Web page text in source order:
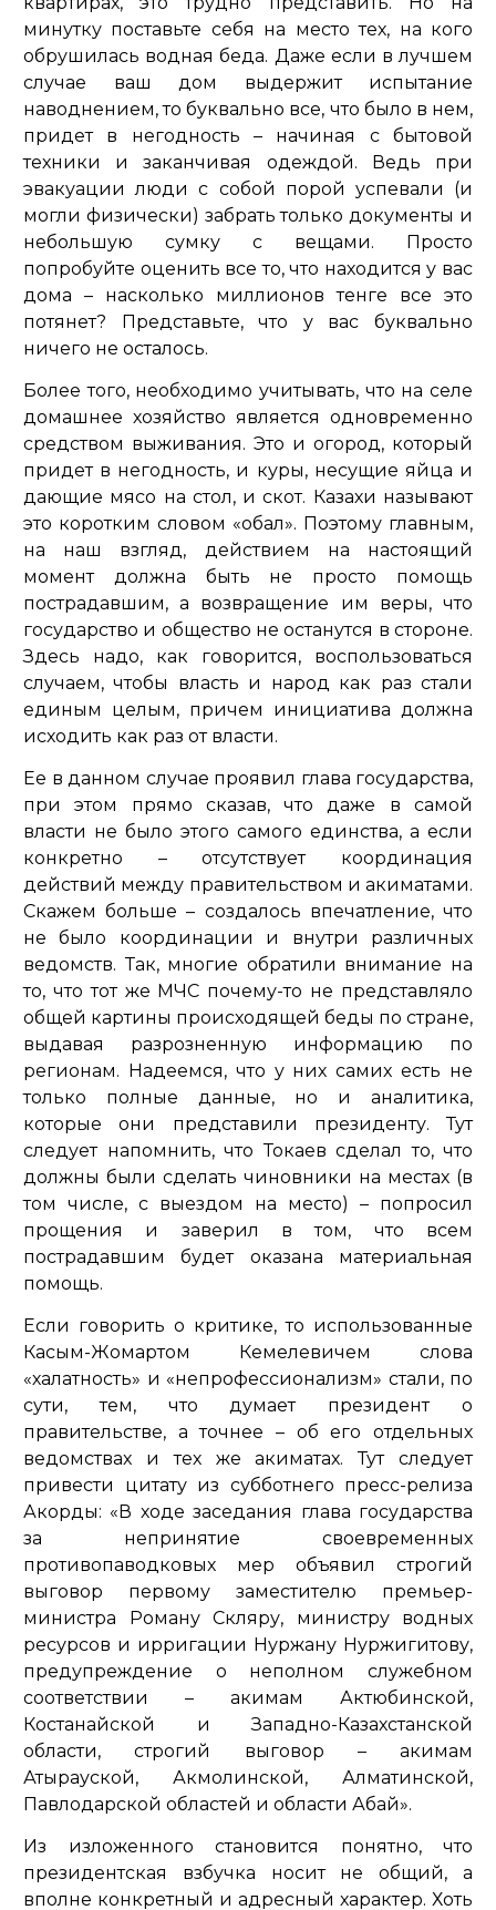
минутку поставьте себя на место тех, на кого
обрушилась водная беда. Даже если в лучшем
случае ваш дом выдержит испытание
наводнением, то буквально все, что было в нем,
придет в негодность – начиная с бытовой
техники и заканчивая одеждой. Ведь при
эвакуации люди с собой порой успевали (и
могли физически) забрать только документы и
небольшую сумку с вещами. Просто
попробуйте оценить все то, что находится у вас
дома – насколько миллионов тенге все это
потянет? Представьте, что у вас буквально
ничего не осталось.
Более того, необходимо учитывать, что на селе
домашнее хозяйство является одновременно
средством выживания. Это и огород, который
придет в негодность, и куры, несущие яйца и
дающие мясо на стол, и скот. Казахи называют
это коротким словом «обал». Поэтому главным,
на наш взгляд, действием на настоящий
момент должна быть не просто помощь
пострадавшим, а возвращение им веры, что
государство и общество не останутся в стороне.
Здесь надо, как говорится, воспользоваться
случаем, чтобы власть и народ как раз стали
единым целым, причем инициатива должна
исходить как раз от власти.
Ее в данном случае проявил глава государства,
при этом прямо сказав, что даже в самой
власти не было этого самого единства, а если
конкретно – отсутствует координация
действий между правительством и акиматами.
Скажем больше – создалось впечатление, что
не было координации и внутри различных
ведомств. Так, многие обратили внимание на
то, что тот же МЧС почему-то не представляло
общей картины происходящей беды по стране,
выдавая разрозненную информацию по
регионам. Надеемся, что у них самих есть не
только полные данные, но и аналитика,
которые они представили президенту. Тут
следует напомнить, что Токаев сделал то, что
должны были сделать чиновники на местах (в
том числе, с выездом на место) – попросил
прощения и заверил в том, что всем
пострадавшим будет оказана материальная
помощь.
Если говорить о критике, то использованные
Касым-Жомартом Кемелевичем слова
«халатность» и «непрофессионализм» стали, по
сути, тем, что думает президент о
правительстве, а точнее – об его отдельных
ведомствах и тех же акиматах. Тут следует
привести цитату из субботнего пресс-релиза
Акорды: «В ходе заседания глава государства
за непринятие своевременных
противопаводковых мер объявил строгий
выговор первому заместителю премьер-
министра Роману Скляру, министру водных
ресурсов и ирригации Нуржану Нуржигитову,
предупреждение о неполном служебном
соответствии – акимам Актюбинской,
Костанайской и Западно-Казахстанской
области, строгий выговор – акимам
Атырауской, Акмолинской, Алматинской,
Павлодарской областей и области Абай».
Из изложенного становится понятно, что
президентская взбучка носит не общий, а
вполне конкретный и адресный характер. Хоть